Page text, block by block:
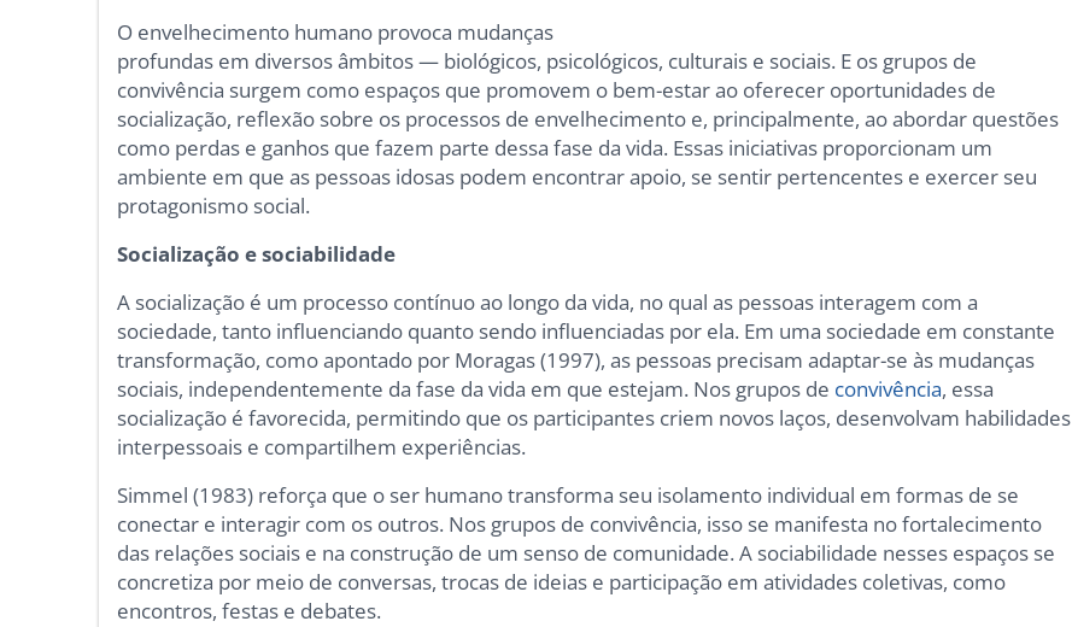
O envelhecimento humano provoca mudanças
profundas em diversos âmbitos — biológicos, psicológicos, culturais e sociais. E os grupos de
convivência surgem como espaços que promovem o bem-estar ao oferecer oportunidades de
socialização, reflexão sobre os processos de envelhecimento e, principalmente, ao abordar questões
como perdas e ganhos que fazem parte dessa fase da vida. Essas iniciativas proporcionam um
ambiente em que as pessoas idosas podem encontrar apoio, se sentir pertencentes e exercer seu
protagonismo social.
Socialização e sociabilidade
A socialização é um processo contínuo ao longo da vida, no qual as pessoas interagem com a
sociedade, tanto influenciando quanto sendo influenciadas por ela. Em uma sociedade em constante
transformação, como apontado por Moragas (1997), as pessoas precisam adaptar-se às mudanças
sociais, independentemente da fase da vida em que estejam. Nos grupos de convivência, essa
socialização é favorecida, permitindo que os participantes criem novos laços, desenvolvam habilidades
interpessoais e compartilhem experiências.
Simmel (1983) reforça que o ser humano transforma seu isolamento individual em formas de se
conectar e interagir com os outros. Nos grupos de convivência, isso se manifesta no fortalecimento
das relações sociais e na construção de um senso de comunidade. A sociabilidade nesses espaços se
concretiza por meio de conversas, trocas de ideias e participação em atividades coletivas, como
encontros, festas e debates.